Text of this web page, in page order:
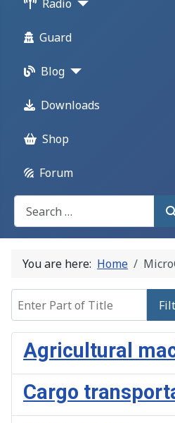
Radio
Guard
Blog
Downloads
Shop
Forum
Поиск
You are here: Home
Agricultural
Cargo